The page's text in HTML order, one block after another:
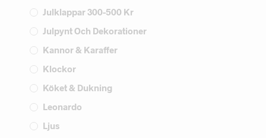
Julklappar 300-500 Kr
Julpynt Och Dekorationer
Kannor & Karaffer
Klockor
Köket & Dukning
Leonardo
Ljus